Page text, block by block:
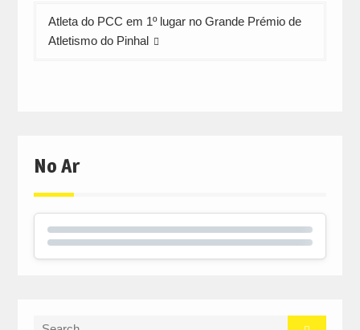
Atleta do PCC em 1º lugar no Grande Prémio de
Atletismo do Pinhal
No Ar
Search